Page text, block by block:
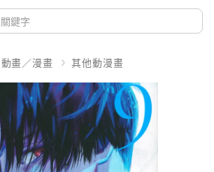
動畫／漫畫 其他動漫畫